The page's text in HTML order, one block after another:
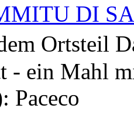
DI
Ortsteil
- ein Mahl
: Paceco